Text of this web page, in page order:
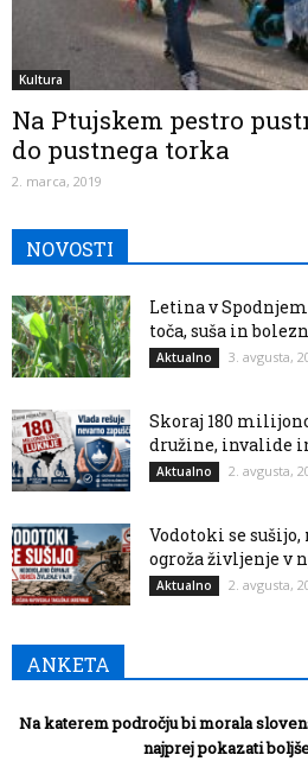
Kultura
Na Ptujskem pestro
do pustnega torka
2. marca, 2019
NOVOSTI
Letina v
toča, suša in
Aktualno 3. avgusta,
Skoraj 180
družine, invalide
Aktualno 2. avgusta,
Vodotoki se
ogroža življenje v
Aktualno 2. avgusta,
ANKETA
Na katerem področju bi morala
najprej pokazati